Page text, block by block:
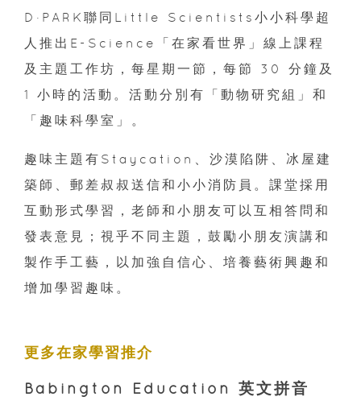
D·PARK聯同Little Scientists小小科學超
人推出E-Science「在家看世界」線上課程
及主題工作坊，每星期一節，每節 30 分鐘及
1 小時的活動。活動分別有「動物研究組」和
「趣味科學室」。
趣味主題有Staycation、沙漠陷阱、冰屋建
築師、郵差叔叔送信和小小消防員。課堂採用
互動形式學習，老師和小朋友可以互相答問和
發表意見；視乎不同主題，鼓勵小朋友演講和
製作手工藝，以加強自信心、培養藝術興趣和
增加學習趣味。
更多在家學習推介
Babington Education 英文拼音